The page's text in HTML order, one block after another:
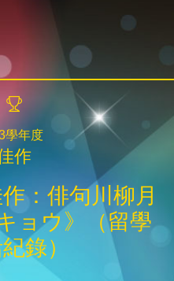
學年度
作
：俳句川柳月
ョウ》（留學
錄）